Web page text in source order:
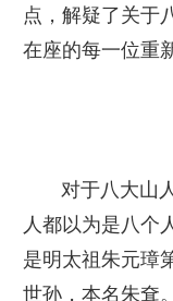
点，解疑了关于
在座的每一位重
对于八大山人
人都以为是八个
是明太祖朱元璋
世孙，本名朱耷